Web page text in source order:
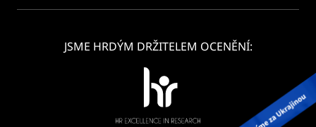
JSME HRDÝM DRŽITELEM OCENĚNÍ: